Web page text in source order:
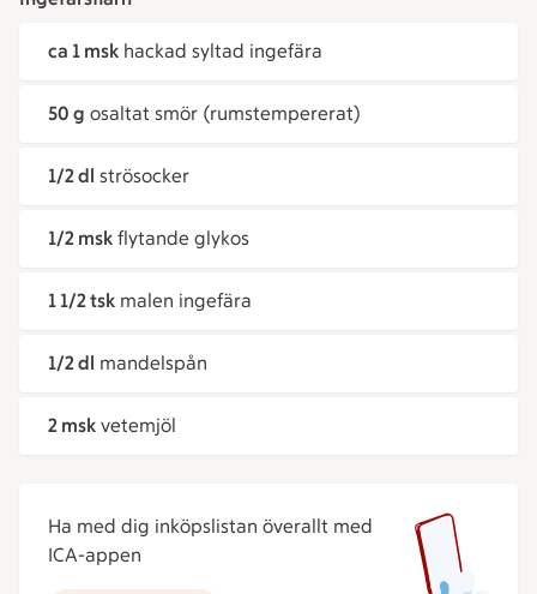
ca 1 msk hackad syltad ingefära
50 g osaltat smör (rumstempererat)
1/2 dl strösocker
1/2 msk flytande glykos
1 1/2 tsk malen ingefära
1/2 dl mandelspån
2 msk vetemjöl
Ha med dig inköpslistan överallt med
ICA-appen